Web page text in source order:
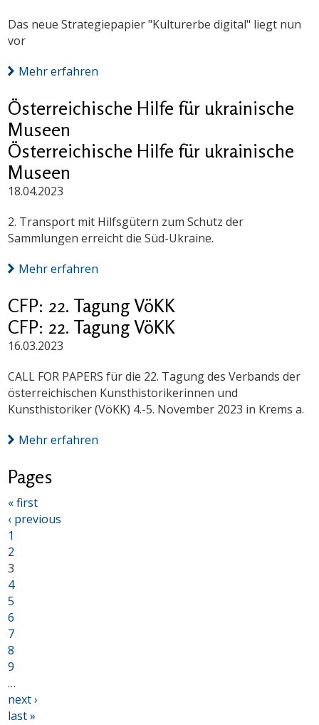
Das neue Strategiepapier "Kulturerbe digital" liegt nun
vor
Mehr erfahren
Österreichische Hilfe für ukrainische
Museen
Österreichische Hilfe für ukrainische
Museen
18.04.2023
2. Transport mit Hilfsgütern zum Schutz der
Sammlungen erreicht die Süd-Ukraine.
Mehr erfahren
CFP: 22. Tagung VöKK
CFP: 22. Tagung VöKK
16.03.2023
CALL FOR PAPERS für die 22. Tagung des Verbands der
österreichischen Kunsthistorikerinnen und
Kunsthistoriker (VöKK) 4.-5. November 2023 in Krems a.
Mehr erfahren
Pages
« first
‹ previous
1
2
3
4
5
6
7
8
9
…
next ›
last »